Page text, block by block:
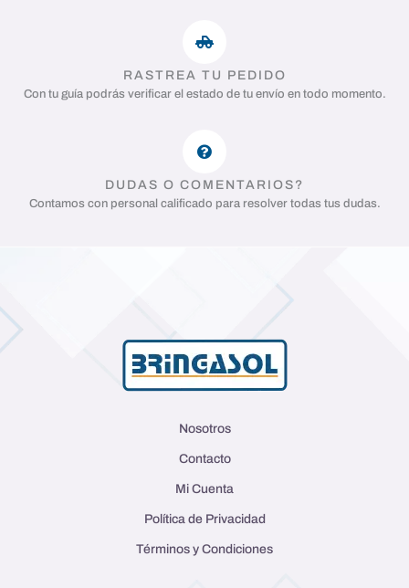
RASTREA TU PEDIDO
Con tu guía podrás verificar el estado de tu envío en todo momento.
DUDAS O COMENTARIOS?
Contamos con personal calificado para resolver todas tus dudas.
Nosotros
Contacto
Mi Cuenta
Política de Privacidad
Términos y Condiciones